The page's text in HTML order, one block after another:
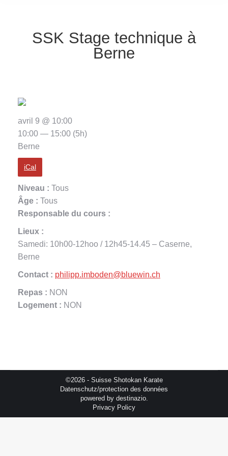
SSK Stage technique à
Berne
Niveau : Tous
Âge : Tous
Responsable du cours :
Lieux :
Samedi: 10h00-12hoo / 12h45-14.45 – Caserne,
Berne
Contact : philipp.imboden@bluewin.ch
Repas : NON
Logement : NON
avril 9 @ 10:00
10:00 — 15:00 (5h)
Berne
iCal
©2026 - Suisse Shotokan Karate
Datenschutz/protection des données
powered by destinazio.
Privacy Policy